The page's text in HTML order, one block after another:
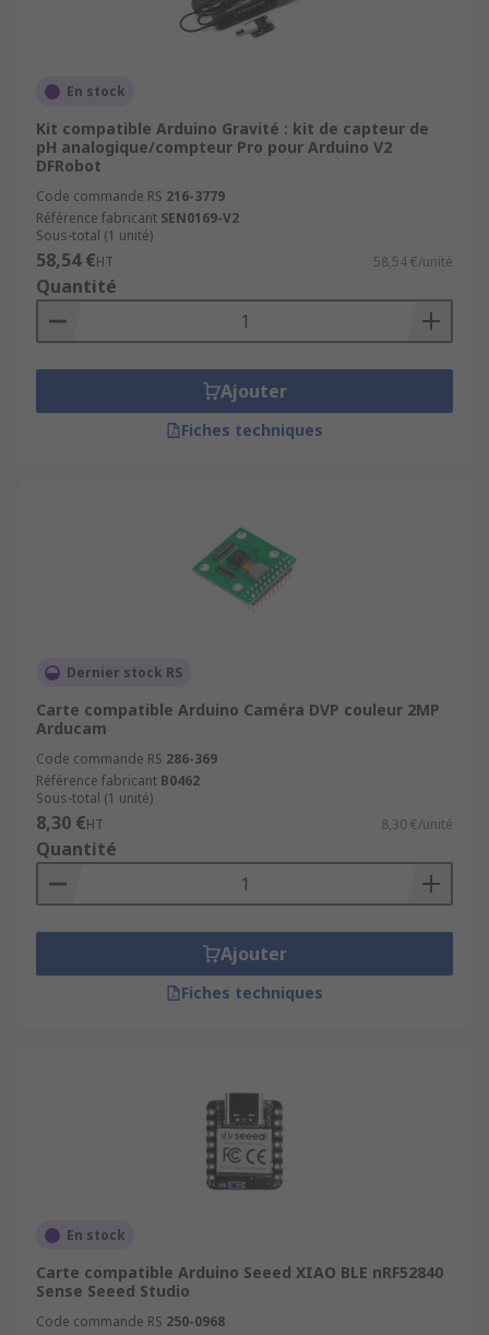
En stock
Kit compatible Arduino Gravité : kit de capteur de
pH analogique/compteur Pro pour Arduino V2
DFRobot
Code commande RS 216-3779
Référence fabricant SEN0169-V2
Sous-total (1 unité)
58,54 €HT 58,54 €/unité
Quantité
Ajouter
Fiches techniques
Dernier stock RS
Carte compatible Arduino Caméra DVP couleur 2MP
Arducam
Code commande RS 286-369
Référence fabricant B0462
Sous-total (1 unité)
8,30 €HT 8,30 €/unité
Quantité
Ajouter
Fiches techniques
En stock
Carte compatible Arduino Seeed XIAO BLE nRF52840
Sense Seeed Studio
Code commande RS 250-0968